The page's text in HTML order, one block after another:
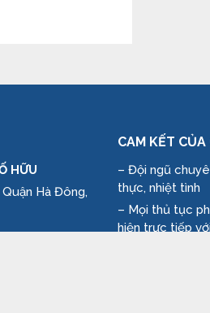
HỮU
Hà Đông,
CAM KẾT
– Đội ngũ
thực, nhiệt tình
– Mọi thủ tục
hiện trực tiếp